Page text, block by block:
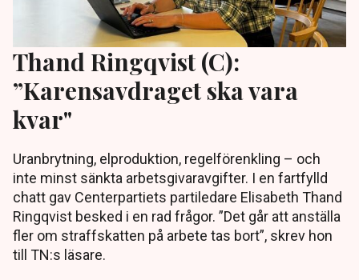
Thand Ringqvist (C):
”Karensavdraget ska vara
kvar"
Uranbrytning, elproduktion, regelförenkling – och
inte minst sänkta arbetsgivaravgifter. I en fartfylld
chatt gav Centerpartiets partiledare Elisabeth Thand
Ringqvist besked i en rad frågor. ”Det går att anställa
fler om straffskatten på arbete tas bort”, skrev hon
till TN:s läsare.